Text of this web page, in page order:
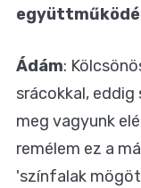
Ádám:
srácokkal,
meg vagyunk
remélem ez a
'színfalak